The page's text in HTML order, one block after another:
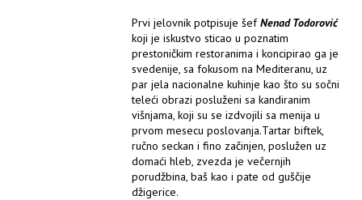
Prvi jelovnik potpisuje šefNenad Todorović
koji je iskustvo sticao u poznatim
prestoničkim restoranima i koncipirao ga je
svedenije, sa fokusom na Mediteranu, uz
par jela nacionalne kuhinje kao što su sočni
teleći obrazi posluženi sa kandiranim
višnjama, koji su se izdvojili sa menija u
prvom mesecu poslovanja.Tartar biftek,
ručno seckan i fino začinjen, poslužen uz
domaći hleb, zvezda je večernjih
porudžbina, baš kao i pate od guščije
džigerice.